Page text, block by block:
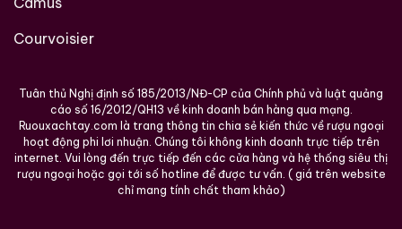
Courvoisier
Tuân thủ Nghị định số 185/2013/NĐ-CP của Chính phủ và luật quảng
cáo số 16/2012/QH13 về kinh doanh bán hàng qua mạng.
Ruouxachtay.com là trang thông tin chia sẻ kiến thức về rượu ngoại
hoạt động phi lơi nhuận. Chúng tôi không kinh doanh trực tiếp trên
internet. Vui lòng đến trực tiếp đến các cửa hàng và hệ thống siêu thị
rượu ngoại hoặc gọi tới số hotline để được tư vấn. ( giá trên website
chỉ mang tính chất tham khảo)